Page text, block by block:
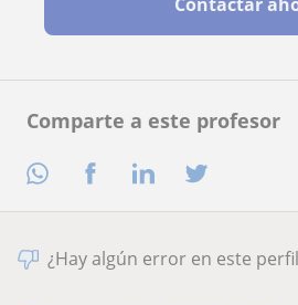
Comparte a este profesor
Contactar
¿Hay algún error en este